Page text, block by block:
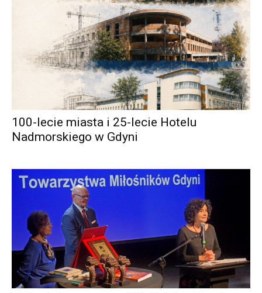
100-lecie miasta i 25-lecie Hotelu
Nadmorskiego w Gdyni